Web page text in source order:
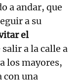
a andar, que
a su
el
a la calle a
los mayores,
con una